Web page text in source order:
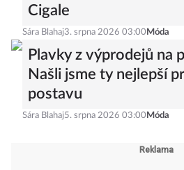
Cigale
Sára Blahaj3. srpna 2026 03:00 Móda
Plavky z výprodejů na
Našli jsme ty nejlepší
postavu
Sára Blahaj5. srpna 2026 03:00 Móda